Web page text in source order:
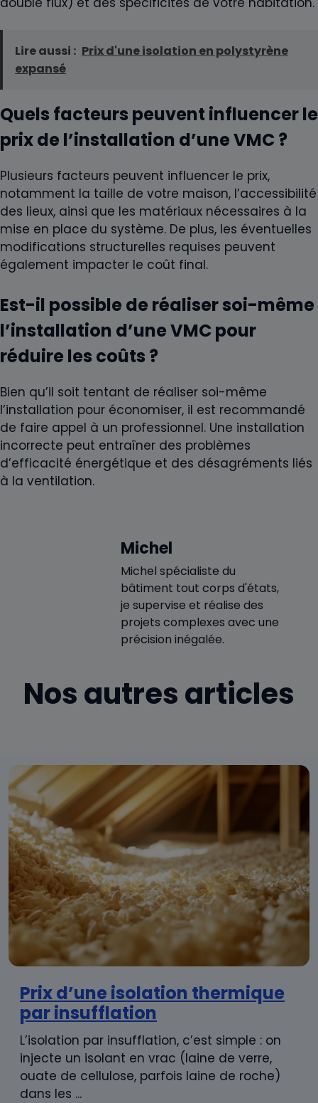
Lire aussi : Prix d'une isolation en polystyrène
expansé
Quels facteurs peuvent influencer le
prix de l’installation d’une VMC ?
Plusieurs facteurs peuvent influencer le prix,
notamment la taille de votre maison, l’accessibilité
des lieux, ainsi que les matériaux nécessaires à la
mise en place du système. De plus, les éventuelles
modifications structurelles requises peuvent
également impacter le coût final.
Est-il possible de réaliser soi-même
l’installation d’une VMC pour
réduire les coûts ?
Bien qu’il soit tentant de réaliser soi-même
l’installation pour économiser, il est recommandé
de faire appel à un professionnel. Une installation
incorrecte peut entraîner des problèmes
d’efficacité énergétique et des désagréments liés
à la ventilation.
Michel
Michel spécialiste du
bâtiment tout corps d'états,
je supervise et réalise des
projets complexes avec une
précision inégalée.
Nos autres articles
Prix d’une isolation thermique
par insufflation
L’isolation par insufflation, c’est simple : on
injecte un isolant en vrac (laine de verre,
ouate de cellulose, parfois laine de roche)
dans les ...